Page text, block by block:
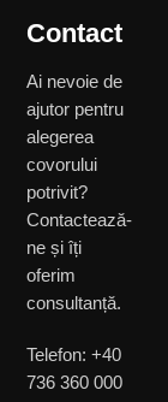
Contact
Ai nevoie de
ajutor pentru
alegerea
covorului
potrivit?
Contactează-
ne și îți
oferim
consultanță.
Telefon: +40
736 360 000